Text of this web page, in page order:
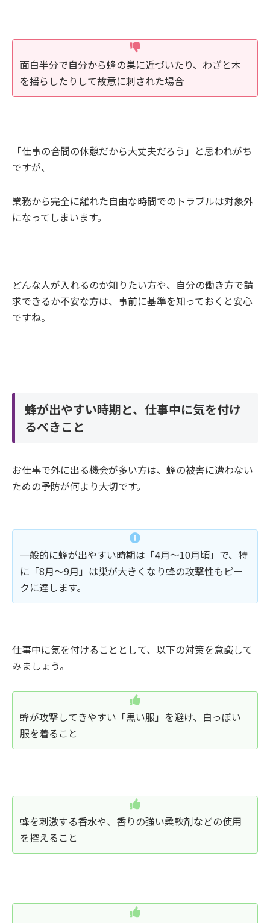
面白半分で自分から蜂の巣に近づいたり、わざと木
を揺らしたりして故意に刺された場合
「仕事の合間の休憩だから大丈夫だろう」と思われがち
ですが、
業務から完全に離れた自由な時間でのトラブルは対象外
になってしまいます。
どんな人が入れるのか知りたい方や、自分の働き方で請
求できるか不安な方は、事前に基準を知っておくと安心
ですね。
蜂が出やすい時期と、仕事中に気を付け
るべきこと
お仕事で外に出る機会が多い方は、蜂の被害に遭わない
ための予防が何より大切です。
一般的に蜂が出やすい時期は「4月〜10月頃」で、特
に「8月〜9月」は巣が大きくなり蜂の攻撃性もピー
クに達します。
仕事中に気を付けることとして、以下の対策を意識して
みましょう。
蜂が攻撃してきやすい「黒い服」を避け、白っぽい
服を着ること
蜂を刺激する香水や、香りの強い柔軟剤などの使用
を控えること